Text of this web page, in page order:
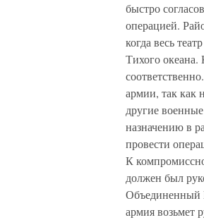
быстро
операцией.
когда весь
Тихого
армии, так как
другие
назначению в
провести
К
должен был
Объединенный
армия возьмет